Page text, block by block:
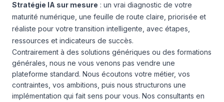
Stratégie IA sur mesure : un vrai diagnostic de votre
maturité numérique, une feuille de route claire, priorisée et
réaliste pour votre transition intelligente, avec étapes,
ressources et indicateurs de succès.
Contrairement à des solutions génériques ou des formations
générales, nous ne vous venons pas vendre une
plateforme standard. Nous écoutons votre métier, vos
contraintes, vos ambitions, puis nous structurons une
implémentation qui fait sens pour vous. Nos consultants en